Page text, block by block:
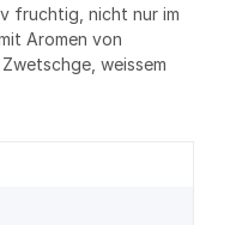
fruchtig, nicht nur im
Aromen von
weissem